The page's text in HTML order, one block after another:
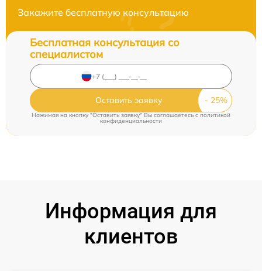
Закажите бесплатную консультацию
Бесплатная консультация со
специалистом
Оставить заявку
Нажимая на кнопку "Оставить заявку" Вы соглашаетесь c политикой
конфиденциальности
Информация для
клиентов